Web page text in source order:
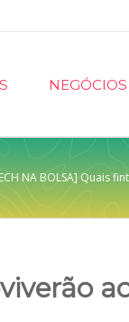
NEGÓCIOS
NA BOLSA] Quais